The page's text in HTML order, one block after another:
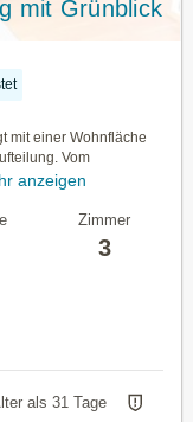
mit Grünblick
mit einer Wohnfläche
Vom
anzeigen
Zimmer
3
als 31 Tage